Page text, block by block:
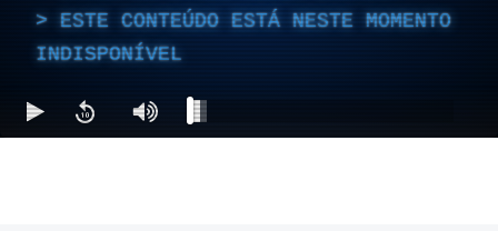
ESTE CONTEÚDO ESTÁ NESTE MOMENTO
INDISPONÍVEL